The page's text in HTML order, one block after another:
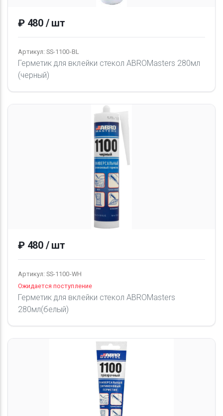
₽ 480 / шт
Артикул: SS-1100-BL
Герметик для вклейки стекол ABROMasters 280мл
(черный)
₽ 480 / шт
Артикул: SS-1100-WH
Ожидается поступление
Герметик для вклейки стекол ABROMasters
280мл(белый)